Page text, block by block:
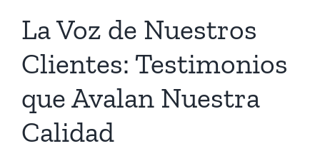
La Voz de Nuestros
Clientes: Testimonios
que Avalan Nuestra
Calidad